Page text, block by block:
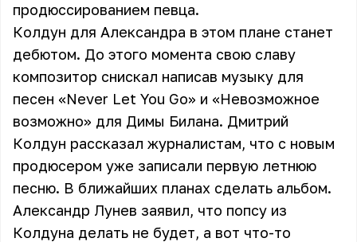
продюссированием певца.
Колдун для Александра в этом плане станет
дебютом. До этого момента свою славу
композитор снискал написав музыку для
песен «Never Let You Go» и «Невозможное
возможно» для Димы Билана. Дмитрий
Колдун рассказал журналистам, что с новым
продюсером уже записали первую летнюю
песню. В ближайших планах сделать альбом.
Александр Лунев заявил, что попсу из
Колдуна делать не будет, а вот что-то